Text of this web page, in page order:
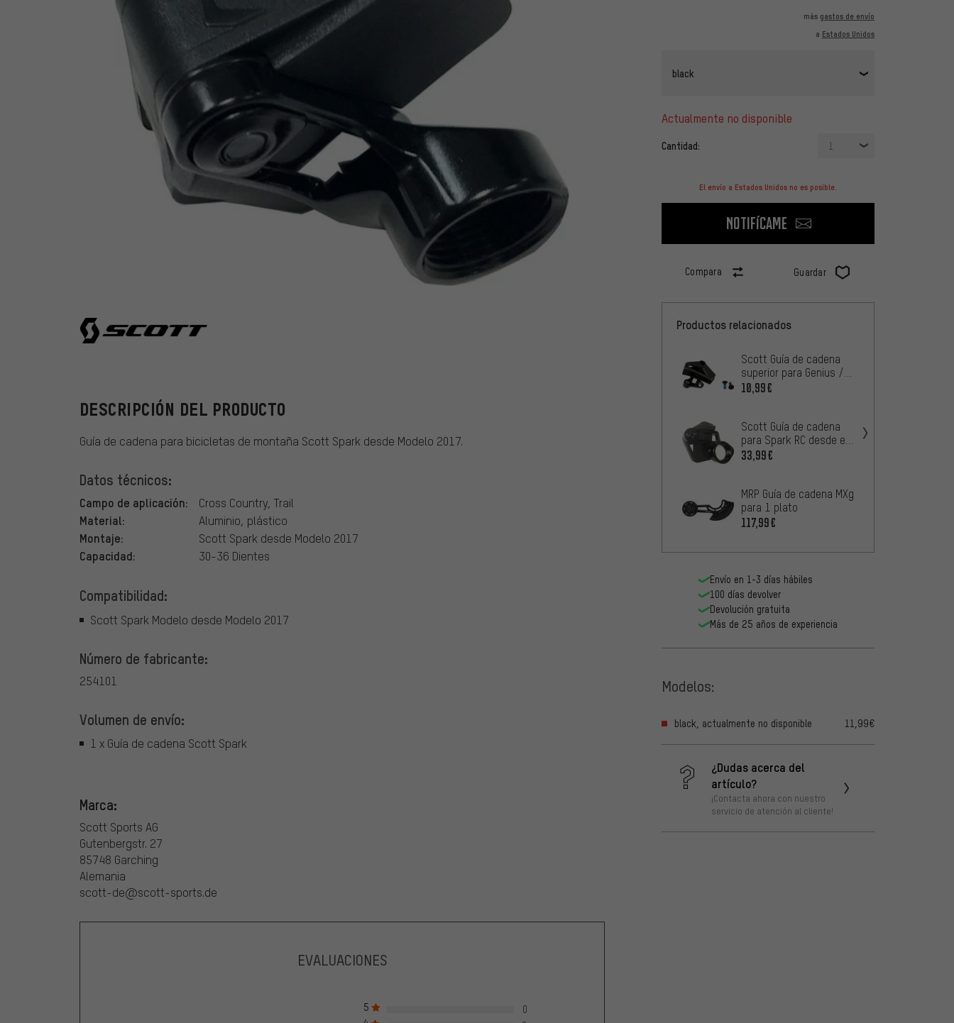
más gastos de envío
a Estados Unidos
black
actualmente no disponible
Cantidad: 1
El envío a Estados Unidos no es posible.
Notifícame
Compara Guardar
DESCRIPCIÓN DEL PRODUCTO
Guía de cadena para bicicletas de montaña Scott Spark desde Modelo 2017.
Datos técnicos:
Campo de aplicación: Cross Country, Trail
Material: Aluminio, plástico
Montaje: Scott Spark desde Modelo 2017
Capacidad: 30-36 Dientes
Compatibilidad:
Scott Spark Modelo desde Modelo 2017
Número de fabricante:
254101
Volumen de envío:
1 x Guía de cadena Scott Spark
Marca:
Scott Sports AG
Gutenbergstr. 27
85748 Garching
Alemania
scott-de@scott-sports.de
Productos relacionados
Scott Guía de cadena
superior para Genius /
Scale / Spark a partir
10,99€
Scott Guía de cadena
para Spark RC desde el
modelo 2017
33,99€
MRP Guía de cadena MXg
para 1 plato
117,99€
Envío en 1-3 días hábiles
100 días devolver
Devolución gratuita
Más de 25 años de experiencia
Modelos:
black, actualmente no disponible 11,99€
¿Dudas acerca del
artículo?
¡Contacta ahora con nuestro
servicio de atención al cliente!
EVALUACIONES
5
0